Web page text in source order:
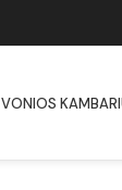
VONIOS